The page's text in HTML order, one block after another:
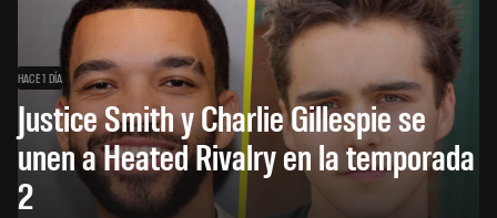
HACE 1 DÍA
Justice Smith y Charlie Gillespie se
unen a Heated Rivalry en la temporada
2